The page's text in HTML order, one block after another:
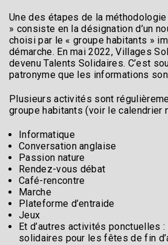
Une des étapes de la
» consiste en la désignation d’un
choisi par le « groupe habitants »
démarche. En mai 2022, Villages
devenu Talents Solidaires. C’est
patronyme que les informations
Plusieurs activités sont
groupe habitants (voir le calendrier
Informatique
Conversation anglaise
Passion nature
Rendez-vous débat
Café-rencontre
Marche
Plateforme d’entraide
Jeux
Et d’autres activités ponctuelles
solidaires pour les fêtes de fin